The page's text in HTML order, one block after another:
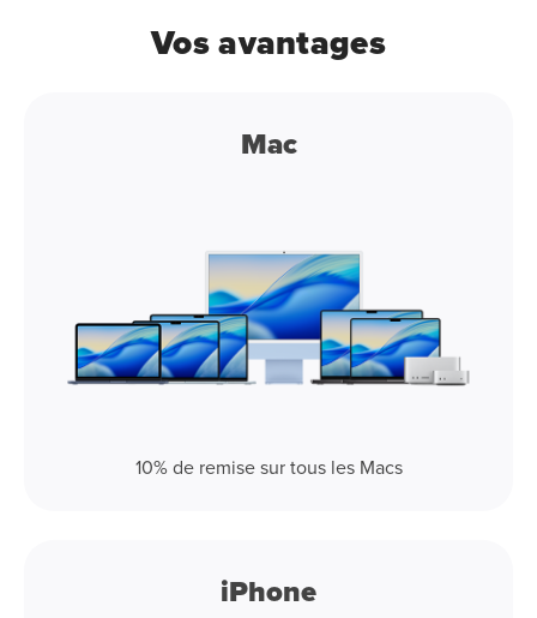
Vos avantages
Mac
10% de remise sur tous les Macs
iPhone